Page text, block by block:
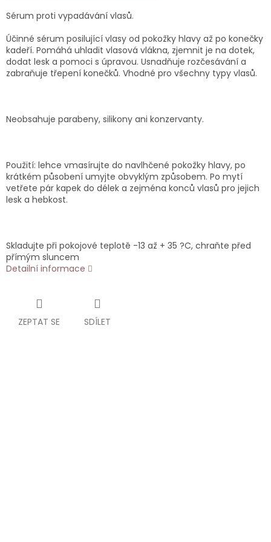
Sérum proti vypadávání vlasů.
Účinné sérum posilující vlasy od pokožky hlavy až po konečky
kadeří. Pomáhá uhladit vlasová vlákna, zjemnit je na dotek,
dodat lesk a pomoci s úpravou. Usnadňuje rozčesávání a
zabraňuje třepení konečků. Vhodné pro všechny typy vlasů.
Neobsahuje parabeny, silikony ani konzervanty.
Použití: lehce vmasírujte do navlhčené pokožky hlavy, po
krátkém působení umyjte obvyklým způsobem. Po mytí
vetřete pár kapek do délek a zejména konců vlasů pro jejich
lesk a hebkost.
Skladujte při pokojové teplotě -13 až + 35 ?C, chraňte před
přímým sluncem
Detailní informace
ZEPTAT SE SDÍLET